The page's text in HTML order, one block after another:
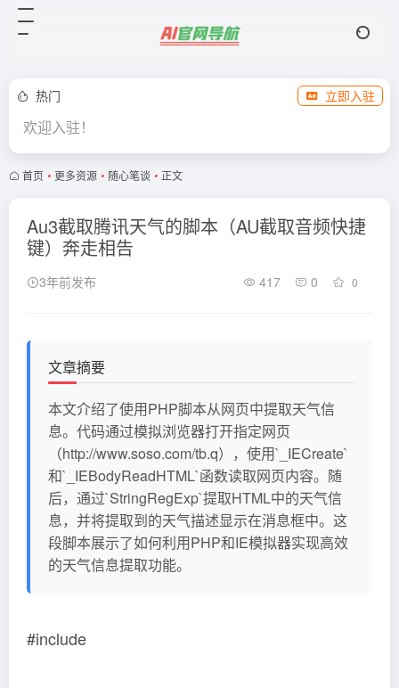
热门 立即入驻
欢迎入驻！
首页 • 更多资源 • 随心笔谈 • 正文
Au3截取腾讯天气的脚本（AU截取音频快捷
键）奔走相告
3年前发布 417 0 0
文章摘要
本文介绍了使用PHP脚本从网页中提取天气信
息。代码通过模拟浏览器打开指定网页
（http://www.soso.com/tb.q），使用`_IECreate`
和`_IEBodyReadHTML`函数读取网页内容。随
后，通过`StringRegExp`提取HTML中的天气信
息，并将提取到的天气描述显示在消息框中。这
段脚本展示了如何利用PHP和IE模拟器实现高效
的天气信息提取功能。
#include